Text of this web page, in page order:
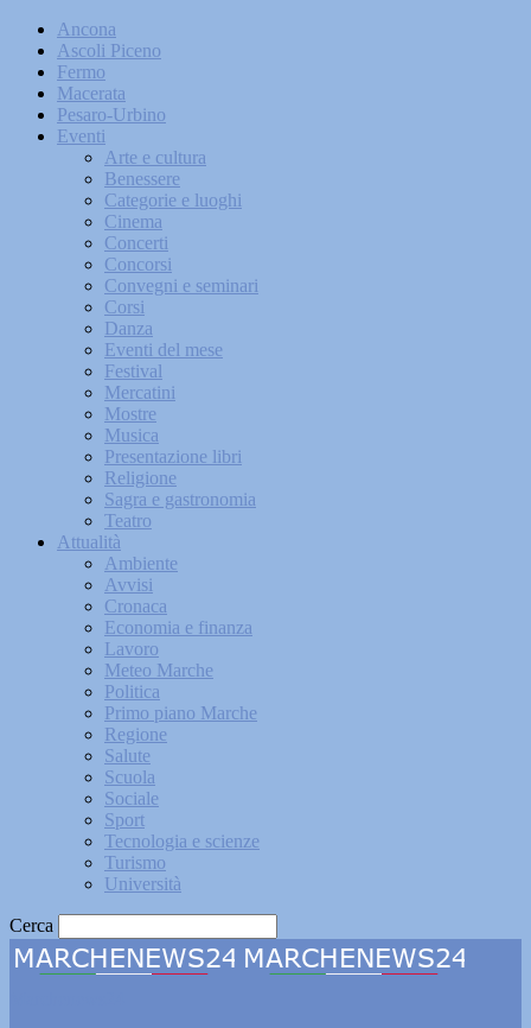
Ancona
Ascoli Piceno
Fermo
Macerata
Pesaro-Urbino
Eventi
Arte e cultura
Benessere
Categorie e luoghi
Cinema
Concerti
Concorsi
Convegni e seminari
Corsi
Danza
Eventi del mese
Festival
Mercatini
Mostre
Musica
Presentazione libri
Religione
Sagra e gastronomia
Teatro
Attualità
Ambiente
Avvisi
Cronaca
Economia e finanza
Lavoro
Meteo Marche
Politica
Primo piano Marche
Regione
Salute
Scuola
Sociale
Sport
Tecnologia e scienze
Turismo
Università
Cerca